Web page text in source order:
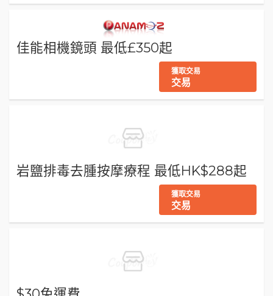
佳能相機鏡頭 最低£350起
獲取交易
交易
岩鹽排毒去腫按摩療程 最低HK$288起
獲取交易
交易